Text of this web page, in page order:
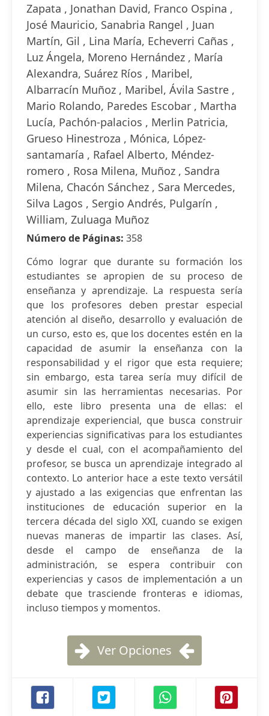
Zapata , Jonathan David, Franco Ospina ,
José Mauricio, Sanabria Rangel , Juan
Martín, Gil , Lina María, Echeverri Cañas ,
Luz Ángela, Moreno Hernández , María
Alexandra, Suárez Ríos , Maribel,
Albarracín Muñoz , Maribel, Ávila Sastre ,
Mario Rolando, Paredes Escobar , Martha
Lucía, Pachón-palacios , Merlin Patricia,
Grueso Hinestroza , Mónica, López-
santamaría , Rafael Alberto, Méndez-
romero , Rosa Milena, Muñoz , Sandra
Milena, Chacón Sánchez , Sara Mercedes,
Silva Lagos , Sergio Andrés, Pulgarín ,
William, Zuluaga Muñoz
Número de Páginas: 358
Cómo lograr que durante su formación los
estudiantes se apropien de su proceso de
enseñanza y aprendizaje. La respuesta sería
que los profesores deben prestar especial
atención al diseño, desarrollo y evaluación de
un curso, esto es, que los docentes estén en la
capacidad de asumir la enseñanza con la
responsabilidad y el rigor que esta requiere;
sin embargo, esta tarea sería muy difícil de
asumir sin las herramientas necesarias. Por
ello, este libro presenta una de ellas: el
aprendizaje experiencial, que busca construir
experiencias significativas para los estudiantes
y desde el cual, con el acompañamiento del
profesor, se busca un aprendizaje integrado al
contexto. Lo anterior hace a este texto versátil
y ajustado a las exigencias que enfrentan las
instituciones de educación superior en la
tercera década del siglo XXI, cuando se exigen
nuevas maneras de impartir las clases. Así,
desde el campo de enseñanza de la
administración, se espera contribuir con
experiencias y casos de implementación a un
debate que trasciende fronteras e idiomas,
incluso tiempos y momentos.
Ver Opciones